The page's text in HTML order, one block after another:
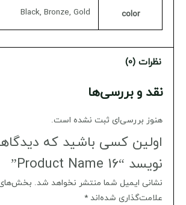
color
Black, Bronze, Gold
نظرات (0)
نقد و بررسی‌ها
هنوز بررسی‌ای ثبت نشده است.
اولین کسی باشید که
نویسد “Product Name 16”
نشانی ایمیل شما منتشر نخواهد شد. بخش‌های
علامت‌گذاری شده‌اند *